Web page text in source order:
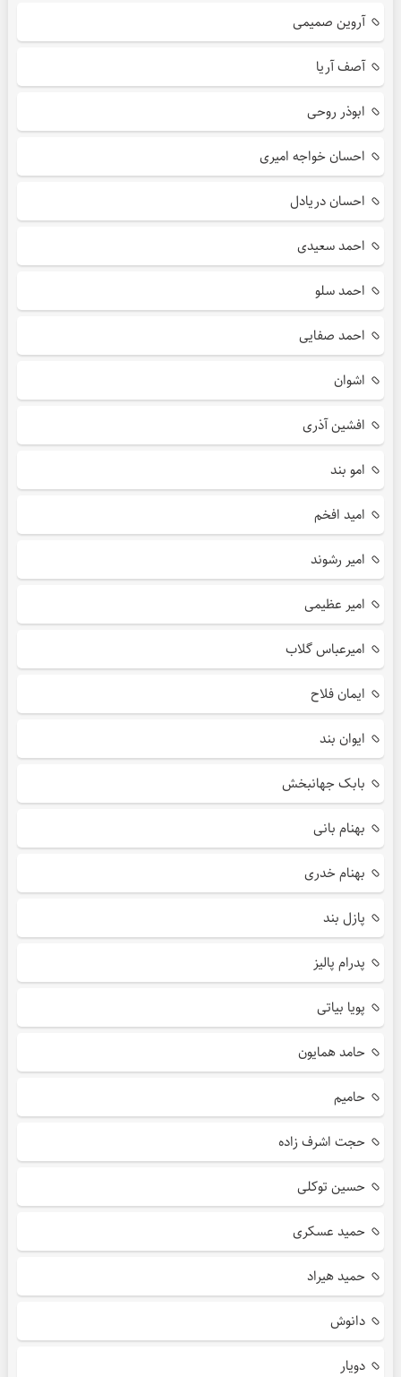
آروین صمیمی
آصف آریا
ابوذر روحی
احسان خواجه امیری
احسان دریادل
احمد سعیدی
احمد سلو
احمد صفایی
اشوان
افشین آذری
امو بند
امید افخم
امیر رشوند
امیر عظیمی
امیرعباس گلاب
ایمان فلاح
ایوان بند
بابک جهانبخش
بهنام بانی
بهنام خدری
پازل بند
پدرام پالیز
پویا بیاتی
حامد همایون
حامیم
حجت اشرف زاده
حسین توکلی
حمید عسکری
حمید هیراد
دانوش
دویار